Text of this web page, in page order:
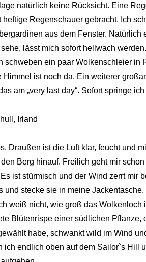
natürlich keine Rücksicht. Eine
heftige Regenschauer gebracht. Ich
aus dem Fenster. Natürlich
lässt mich sofort hellwach
schweben ein paar Wolkenschleier in
Himmel ist noch da. Ein weiterer
am „very last day“. Sofort springe
Draußen ist die Luft klar, feucht und
Berg hinauf. Freilich geht mir
ist stürmisch und der Wind zerrt mir
und stecke sie in meine
weiß nicht, wie groß das Wolkenloch
Blütenrispe einer südlichen Pflanze,
habe, schwankt wild im Wind
ich endlich oben auf dem Sailor`s Hill